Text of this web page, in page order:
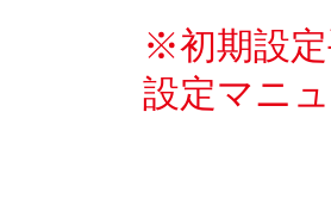
※初期設
設定マニ